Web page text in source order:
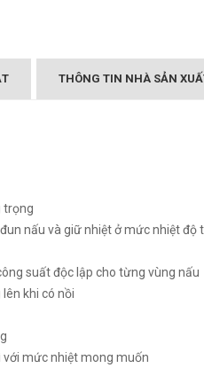
THÔNG TIN NHÀ SẢN
trọng
nấu và giữ nhiệt ở mức nhiệt độ
suất độc lập cho từng vùng nấu
khi có nồi
với mức nhiệt mong muốn